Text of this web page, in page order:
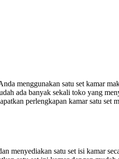
menggunakan satu set kamar
ada banyak sekali toko yang
perlengkapan kamar satu set
menyediakan satu set isi kamar